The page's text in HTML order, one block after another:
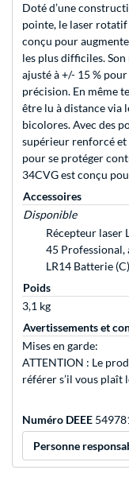
Doté d’une
pointe, le laser
conçu pour
les plus difficiles.
ajusté à +/- 15 %
précision. En même
être lu à distance via
bicolores. Avec des
supérieur renforcé
pour se protéger
34CVG est conçu
Accessoires
Disponible
Récepteur laser
45 Professional,
LR14 Batterie
Poids
3,1 kg
Avertissements et
Mises en garde:
ATTENTION : Le
référer s’il vous
Numéro DEEE
Personne